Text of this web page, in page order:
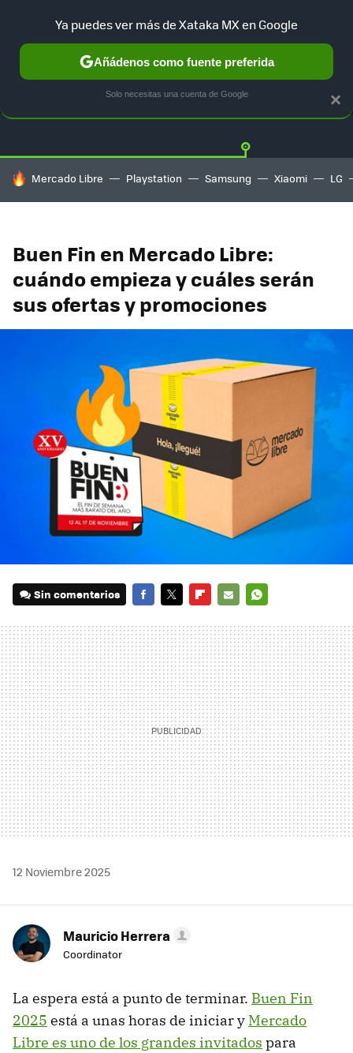
GUÍA DE COMPRAS MERCADO LIBRE
HOY SE HABLA DE
Mercado Libre Playstation Samsung Xiaomi LG
Buen Fin en Mercado Libre:
cuándo empieza y cuáles serán
sus ofertas y promociones
Sin comentarios
MAIL
12 Noviembre 2025
Mauricio Herrera
Coordinator
La espera está a punto de terminar. Buen Fin
2025 está a unas horas de iniciar y Mercado
Libre es uno de los grandes invitados para
×
Ya puedes ver más de Xataka MX en Google
Añádenos como fuente preferida
Solo necesitas una cuenta de Google